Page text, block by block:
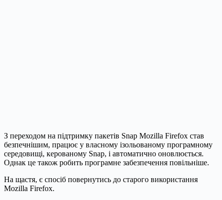
З переходом на підтримку пакетів Snap Mozilla Firefox став
безпечнішим, працює у власному ізольованому програмному
середовищі, керованому Snap, і автоматично оновлюється.
Однак це також робить програмне забезпечення повільніше.
На щастя, є спосіб повернутись до старого використання
Mozilla Firefox.